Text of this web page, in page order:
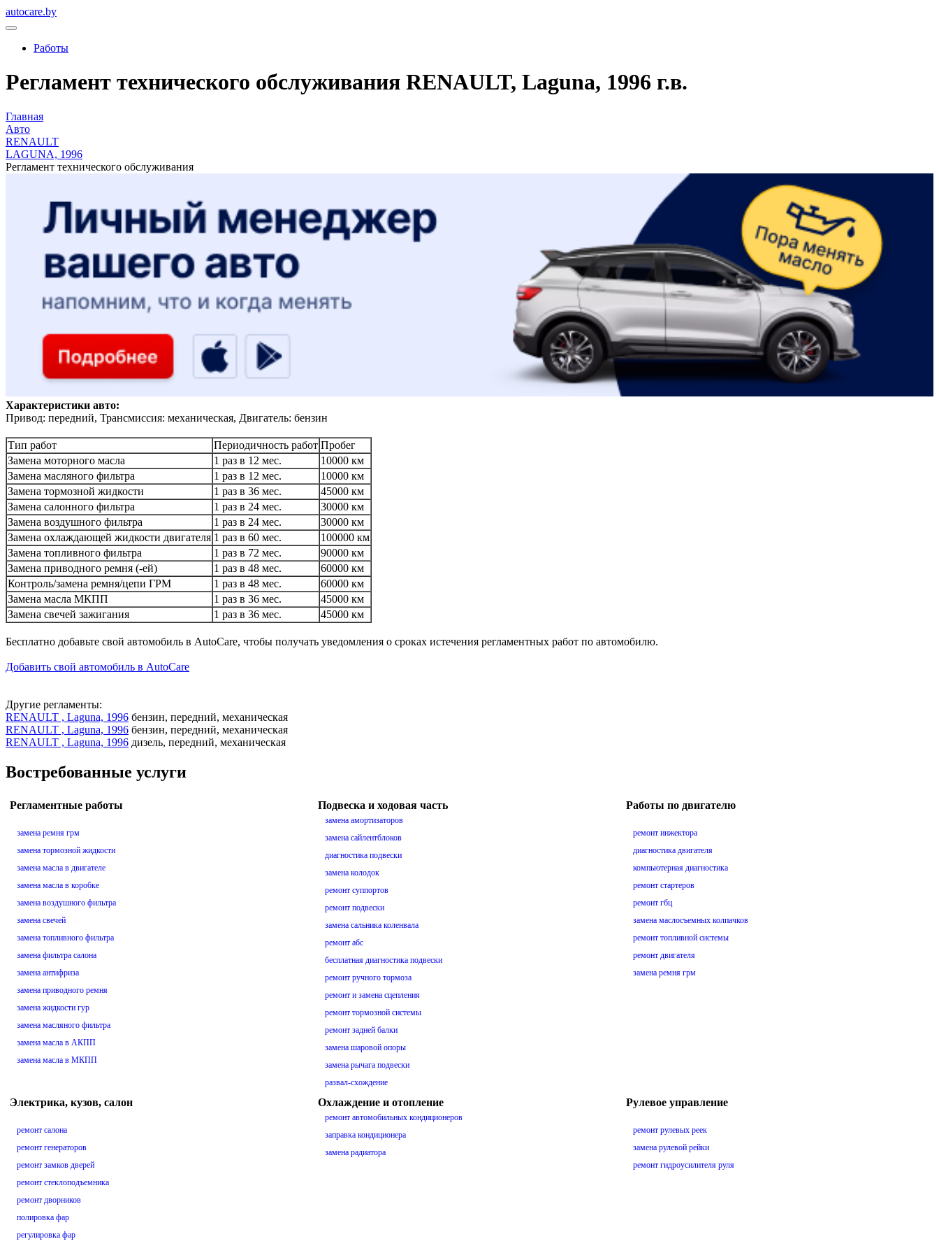
autocare.by
Работы
Регламент технического обслуживания RENAULT, Laguna, 1996 г.в.
Главная
Авто
RENAULT
LAGUNA, 1996
Регламент технического обслуживания
Характеристики авто:
Привод: передний, Трансмиссия: механическая, Двигатель: бензин
Тип работ Периодичность работ Пробег
Замена моторного масла
1 раз в 12 мес.
10000 км
Замена масляного фильтра
1 раз в 12 мес.
10000 км
Замена тормозной жидкости
1 раз в 36 мес.
45000 км
Замена салонного фильтра
1 раз в 24 мес.
30000 км
Замена воздушного фильтра
1 раз в 24 мес.
30000 км
Замена охлаждающей жидкости двигателя 1 раз в 60 мес.
100000 км
Замена топливного фильтра
1 раз в 72 мес.
90000 км
Замена приводного ремня (-ей)
1 раз в 48 мес.
60000 км
Контроль/замена ремня/цепи ГРМ
1 раз в 48 мес.
60000 км
Замена масла МКПП
1 раз в 36 мес.
45000 км
Замена свечей зажигания
1 раз в 36 мес. 45000 км
Бесплатно добавьте свой автомобиль в AutoCare, чтобы получать уведомления о сроках истечения регламентных работ по автомобилю.
Добавить свой автомобиль в AutoCare
Другие регламенты:
RENAULT , Laguna, 1996 бензин, передний, механическая
RENAULT , Laguna, 1996 бензин, передний, механическая
RENAULT , Laguna, 1996 дизель, передний, механическая
Востребованные услуги
Регламентные работы
замена ремня грм
замена тормозной жидкости
замена масла в двигателе
замена масла в коробке
замена воздушного фильтра
замена свечей
замена топливного фильтра
замена фильтра салона
замена антифриза
замена приводного ремня
замена жидкости гур
замена масляного фильтра
замена масла в АКПП
замена масла в МКПП
Подвеска и ходовая часть
замена амортизаторов
замена сайлентблоков
диагностика подвески
замена колодок
ремонт суппортов
ремонт подвески
замена сальника коленвала
ремонт абс
бесплатная диагностика подвески
ремонт ручного тормоза
ремонт и замена сцепления
ремонт тормозной системы
ремонт задней балки
замена шаровой опоры
замена рычага подвески
развал-схождение
Работы по двигателю
ремонт инжектора
диагностика двигателя
компьютерная диагностика
ремонт стартеров
ремонт гбц
замена маслосъемных колпачков
ремонт топливной системы
ремонт двигателя
замена ремня грм
Электрика, кузов, салон
ремонт салона
ремонт генераторов
ремонт замков дверей
ремонт стеклоподъемника
ремонт дворников
полировка фар
регулировка фар
Охлаждение и отопление
ремонт автомобильных кондиционеров
заправка кондиционера
замена радиатора
Рулевое управление
ремонт рулевых реек
замена рулевой рейки
ремонт гидроусилителя руля